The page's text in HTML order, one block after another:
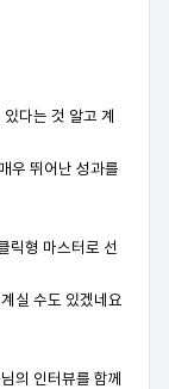
다는 것 알고 계
우 뛰어난 성과를
릭형 마스터로 선
실 수도 있겠네요
의 인터뷰를 함께